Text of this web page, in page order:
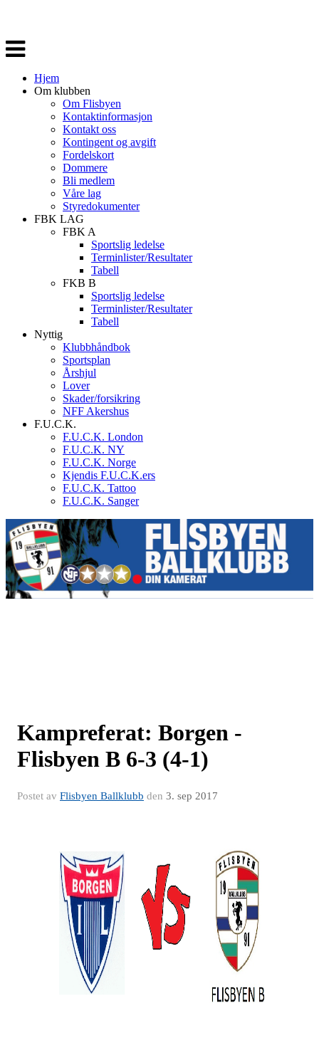
Veksle
navigasjon
Hjem
Om klubben
Om Flisbyen
Kontaktinformasjon
Kontakt oss
Kontingent og avgift
Fordelskort
Dommere
Bli medlem
Våre lag
Styredokumenter
FBK LAG
FBK A
Sportslig ledelse
Terminlister/Resultater
Tabell
FKB B
Sportslig ledelse
Terminlister/Resultater
Tabell
Nyttig
Klubbhåndbok
Sportsplan
Årshjul
Lover
Skader/forsikring
NFF Akershus
F.U.C.K.
F.U.C.K. London
F.U.C.K. NY
F.U.C.K. Norge
Kjendis F.U.C.K.ers
F.U.C.K. Tattoo
F.U.C.K. Sanger
Kampreferat: Borgen -
Flisbyen B 6-3 (4-1)
Postet av Flisbyen Ballklubb den 3. sep 2017